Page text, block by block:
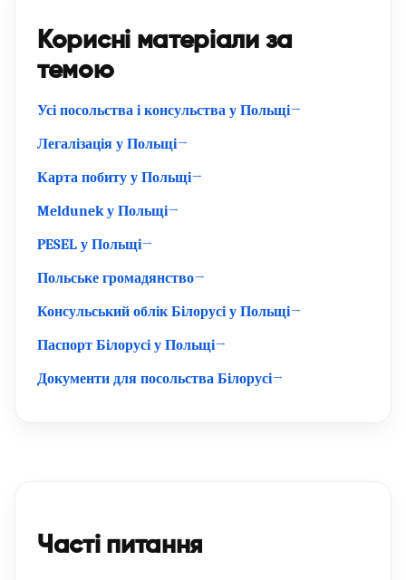
Корисні матеріали за
темою
Усі посольства і консульства у Польщі
Легалізація у Польщі
Карта побиту у Польщі
Meldunek у Польщі
PESEL у Польщі
Польське громадянство
Консульський облік Білорусі у Польщі
Паспорт Білорусі у Польщі
Документи для посольства Білорусі
Часті питання